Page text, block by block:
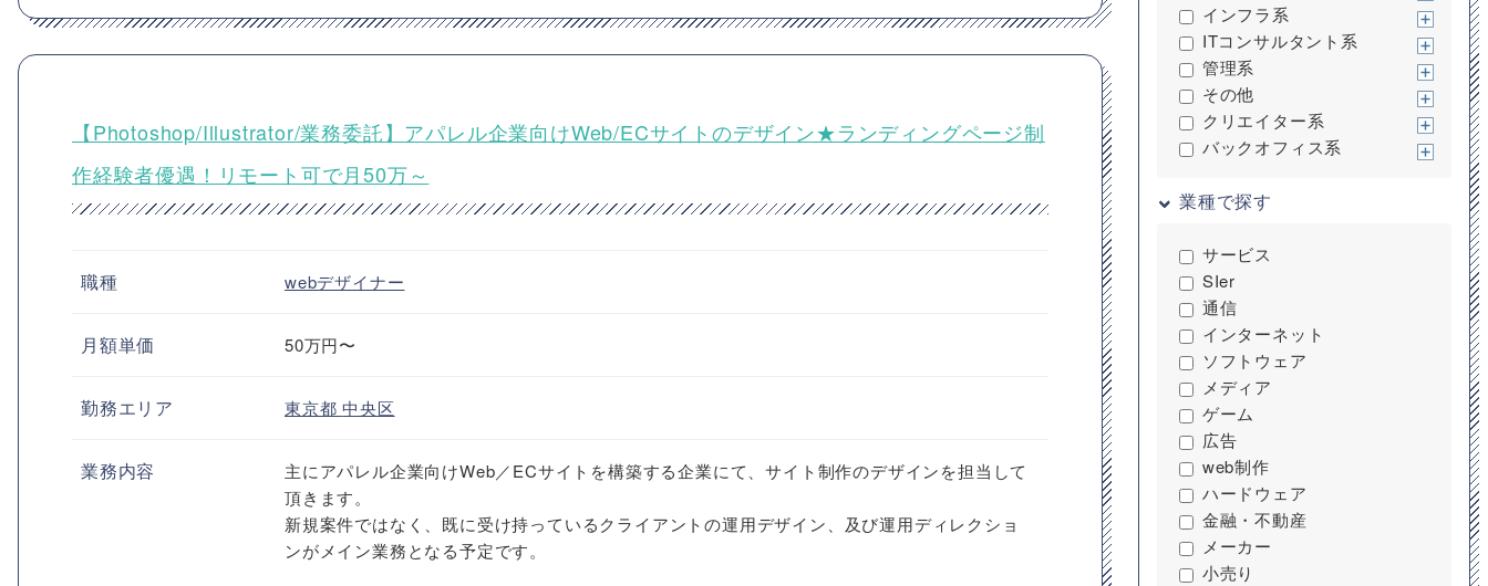
【Photoshop/Illustrator/業務委託】アパレル企業向けWeb/ECサイトのデザイン★ランディングページ制
作経験者優遇！リモート可で月50万～
職種 webデザイナー
月額単価 50万円〜
勤務エリア 東京都中央区
業務内容
主にアパレル企業向けWeb／ECサイトを構築する企業にて、サイト制作のデザインを担当して
頂きます。
新規案件ではなく、既に受け持っているクライアントの運用デザイン、及び運用ディレクショ
ンがメイン業務となる予定です。
インフラ系
ITコンサルタント系
管理系
その他
クリエイター系
バックオフィス系
業種で探す
サービス
SIer
通信
インターネット
ソフトウェア
メディア
ゲーム
広告
web制作
ハードウェア
金融・不動産
メーカー
小売り